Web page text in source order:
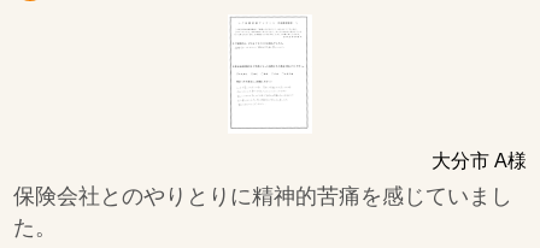
大分市 A様
保険会社とのやりとりに精神的苦痛を感じていまし
た。